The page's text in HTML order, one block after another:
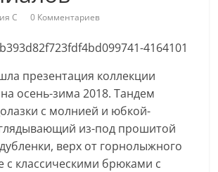
С 0 Комментариев
презентация коллекции
осень-зима 2018. Тандем
с молнией и юбкой-
из-под прошитой
верх от горнолыжного
с классическими брюками с